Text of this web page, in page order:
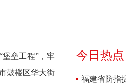
垒工程”，牢
鼓楼区华大街
今日热点
福建省防指